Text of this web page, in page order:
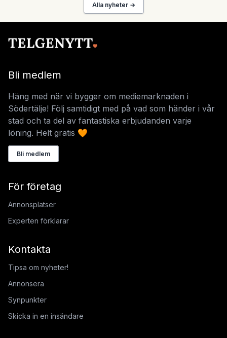
Alla nyheter →
Bli medlem
Häng med när vi bygger om mediemarknaden i
Södertälje! Följ samtidigt med på vad som händer i vår
stad och ta del av fantastiska erbjudanden varje
löning. Helt gratis 🧡
Bli medlem
För företag
Annonsplatser
Experten förklarar
Kontakta
Tipsa om nyheter!
Annonsera
Synpunkter
Skicka in en insändare